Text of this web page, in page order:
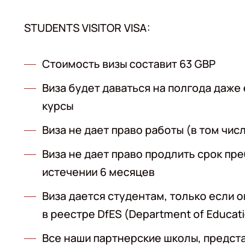
STUDENTS VISITOR VISA:
Стоимость визы составит 63 GBP
Виза будет даваться на полгода
курсы
Виза не дает право работы (в том
Виза не дает право продлить срок
истечении 6 месяцев
Виза дается студентам, только если
в реестре DfES (Department of
Все наши партнерские школы,